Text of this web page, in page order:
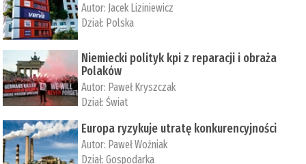
Autor: Jacek Liziniewicz
Dział: Polska
Niemiecki polityk kpi z reparacji i obraża
Polaków
Autor: Paweł Kryszczak
Dział:Świat
Europa ryzykuje utratę konkurencyjności
Autor: Paweł Woźniak
Dział:Gospodarka